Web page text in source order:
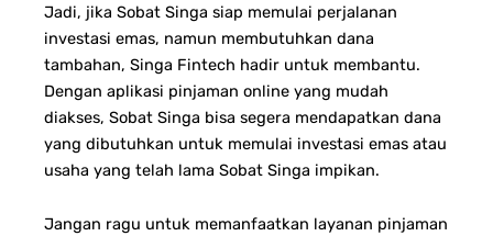
Jadi, jika Sobat Singa siap memulai perjalanan
investasi emas, namun membutuhkan dana
tambahan, Singa Fintech hadir untuk membantu.
Dengan aplikasi pinjaman online yang mudah
diakses, Sobat Singa bisa segera mendapatkan dana
yang dibutuhkan untuk memulai investasi emas atau
usaha yang telah lama Sobat Singa impikan.
Jangan ragu untuk memanfaatkan layanan pinjaman